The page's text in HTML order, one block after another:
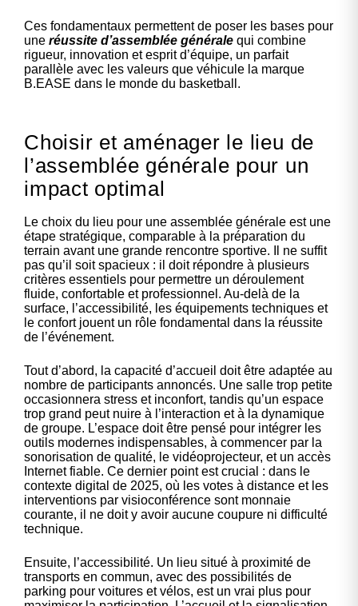
Ces fondamentaux permettent de poser les bases pour
une réussite d’assemblée générale qui combine
rigueur, innovation et esprit d’équipe, un parfait
parallèle avec les valeurs que véhicule la marque
B.EASE dans le monde du basketball.
Choisir et aménager le lieu de
l’assemblée générale pour un
impact optimal
Le choix du lieu pour une assemblée générale est une
étape stratégique, comparable à la préparation du
terrain avant une grande rencontre sportive. Il ne suffit
pas qu’il soit spacieux : il doit répondre à plusieurs
critères essentiels pour permettre un déroulement
fluide, confortable et professionnel. Au-delà de la
surface, l’accessibilité, les équipements techniques et
le confort jouent un rôle fondamental dans la réussite
de l’événement.
Tout d’abord, la capacité d’accueil doit être adaptée au
nombre de participants annoncés. Une salle trop petite
occasionnera stress et inconfort, tandis qu’un espace
trop grand peut nuire à l’interaction et à la dynamique
de groupe. L’espace doit être pensé pour intégrer les
outils modernes indispensables, à commencer par la
sonorisation de qualité, le vidéoprojecteur, et un accès
Internet fiable. Ce dernier point est crucial : dans le
contexte digital de 2025, où les votes à distance et les
interventions par visioconférence sont monnaie
courante, il ne doit y avoir aucune coupure ni difficulté
technique.
Ensuite, l’accessibilité. Un lieu situé à proximité de
transports en commun, avec des possibilités de
parking pour voitures et vélos, est un vrai plus pour